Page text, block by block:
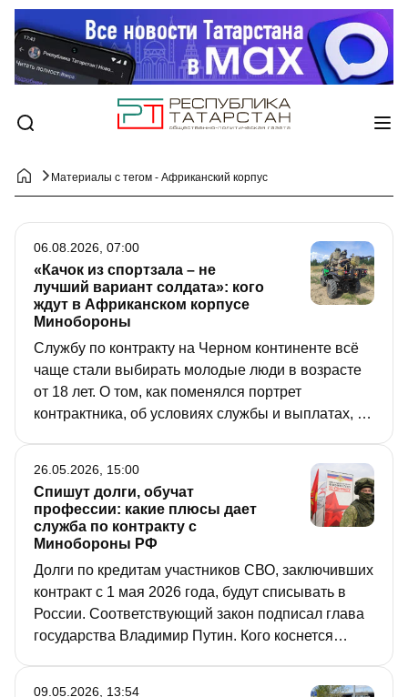
Материалы с тегом - Африканский корпус
«Качок из спортзала – не
лучший вариант солдата»: кого
ждут в Африканском корпусе
Минобороны
Службу по контракту на Черном континенте всё
чаще стали выбирать молодые люди в возрасте
от 18 лет. О том, как поменялся портрет
контрактника, об условиях службы и выплатах, а
рассказали в пункте отбора в Африканский
корпус в Казани.
06.08.2026, 07:00
Спишут долги, обучат
профессии: какие плюсы дает
служба по контракту с
Минобороны РФ
Долги по кредитам участников СВО, заключивших
контракт с 1 мая 2026 года, будут списывать в
России. Соответствующий закон подписал глава
государства Владимир Путин. Кого коснется
26.05.2026, 15:00
09.05.2026, 13:54